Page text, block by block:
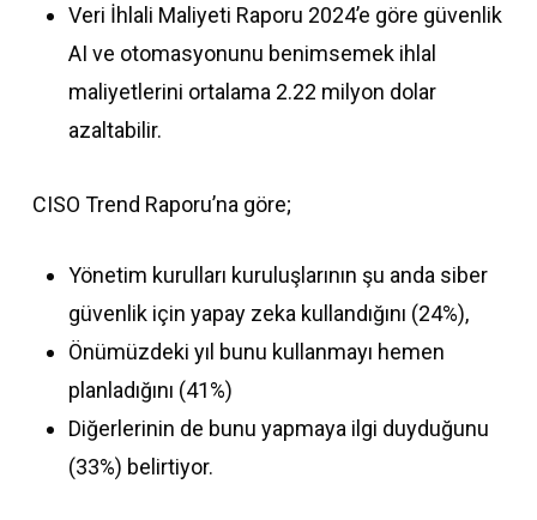
Veri İhlali Maliyeti Raporu 2024’e göre güvenlik
AI ve otomasyonunu benimsemek ihlal
maliyetlerini ortalama 2.22 milyon dolar
azaltabilir.
CISO Trend Raporu’na göre;
Yönetim kurulları kuruluşlarının şu anda siber
güvenlik için yapay zeka kullandığını (24%),
Önümüzdeki yıl bunu kullanmayı hemen
planladığını (41%)
Diğerlerinin de bunu yapmaya ilgi duyduğunu
(33%) belirtiyor.